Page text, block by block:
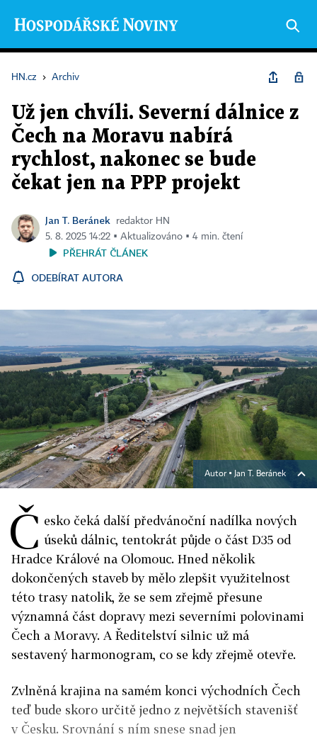
HN.cz › Archiv
Už jen chvíli. Severní dálnice z
Čech na Moravu nabírá
rychlost, nakonec se bude
čekat jen na PPP projekt
Jan T. Beránek
redaktor HN
5. 8. 2025 14:22 ▪ Aktualizováno ▪ 4 min. čtení
PŘEHRÁT ČLÁNEK
ODEBÍRAT AUTORA
Autor ▪ Jan T. Beránek
Č esko čeká další předvánoční nadílka nových
úseků dálnic, tentokrát půjde o část D35 od
Hradce Králové na Olomouc. Hned několik
dokončených staveb by mělo zlepšit využitelnost
této trasy natolik, že se sem zřejmě přesune
významná část dopravy mezi severními polovinami
Čech a Moravy. A Ředitelství silnic už má
sestavený harmonogram, co se kdy zřejmě otevře.
Zvlněná krajina na samém konci východních Čech
teď bude skoro určitě jedno z největších stavenišť
v Česku. Srovnání s ním snese snad jen